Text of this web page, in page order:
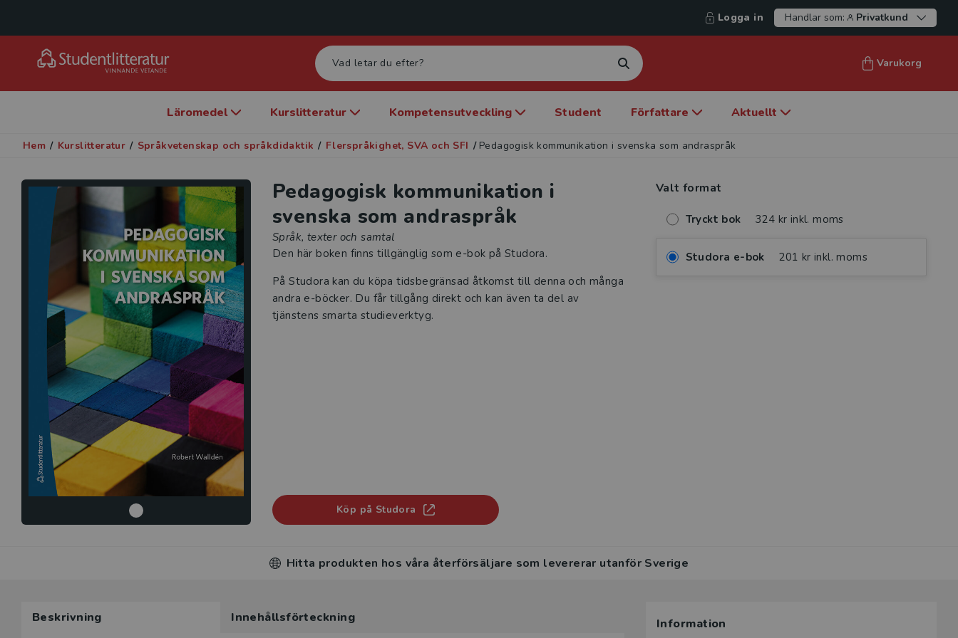
Logga in Handlar som: Privatkund
Varukorg
Läromedel Kurslitteratur Kompetensutveckling Student Författare Aktuellt
Hem / Kurslitteratur / Språkvetenskap och språkdidaktik / Flerspråkighet, SVA och SFI / Pedagogisk kommunikation i svenska som andraspråk
Pedagogisk kommunikation i
svenska som andraspråk
Språk, texter och samtal
Den här boken finns tillgänglig som e-bok på Studora.
På Studora kan du köpa tidsbegränsad åtkomst till denna och många
andra e-böcker. Du får tillgång direkt och kan även ta del av
tjänstens smarta studieverktyg.
Köp på Studora
Valt format
Tryckt bok 324 kr inkl. moms
Studora e-bok 201 kr inkl. moms
Hitta produkten hos våra återförsäljare som levererar utanför Sverige
Beskrivning Innehållsförteckning Information